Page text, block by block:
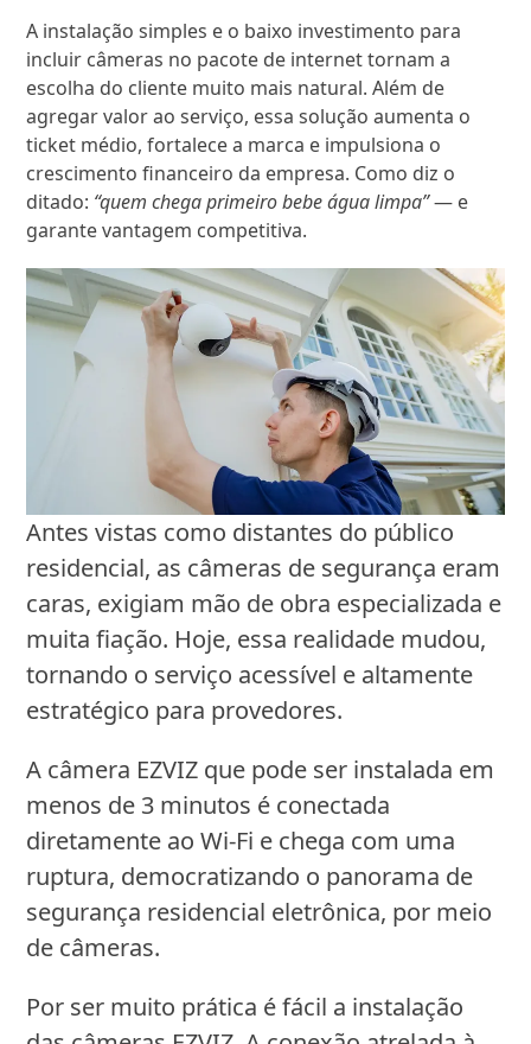
A instalação simples e o baixo investimento para
incluir câmeras no pacote de internet tornam a
escolha do cliente muito mais natural. Além de
agregar valor ao serviço, essa solução aumenta o
ticket médio, fortalece a marca e impulsiona o
crescimento financeiro da empresa. Como diz o
ditado: “quem chega primeiro bebe água limpa”— e
garante vantagem competitiva.
Antes vistas como distantes do público
residencial, as câmeras de segurança eram
caras, exigiam mão de obra especializada e
muita fiação. Hoje, essa realidade mudou,
tornando o serviço acessível e altamente
estratégico para provedores.
A câmera EZVIZ que pode ser instalada em
menos de 3 minutos é conectada
diretamente ao Wi-Fi e chega com uma
ruptura, democratizando o panorama de
segurança residencial eletrônica, por meio
de câmeras.
Por ser muito prática é fácil a instalação